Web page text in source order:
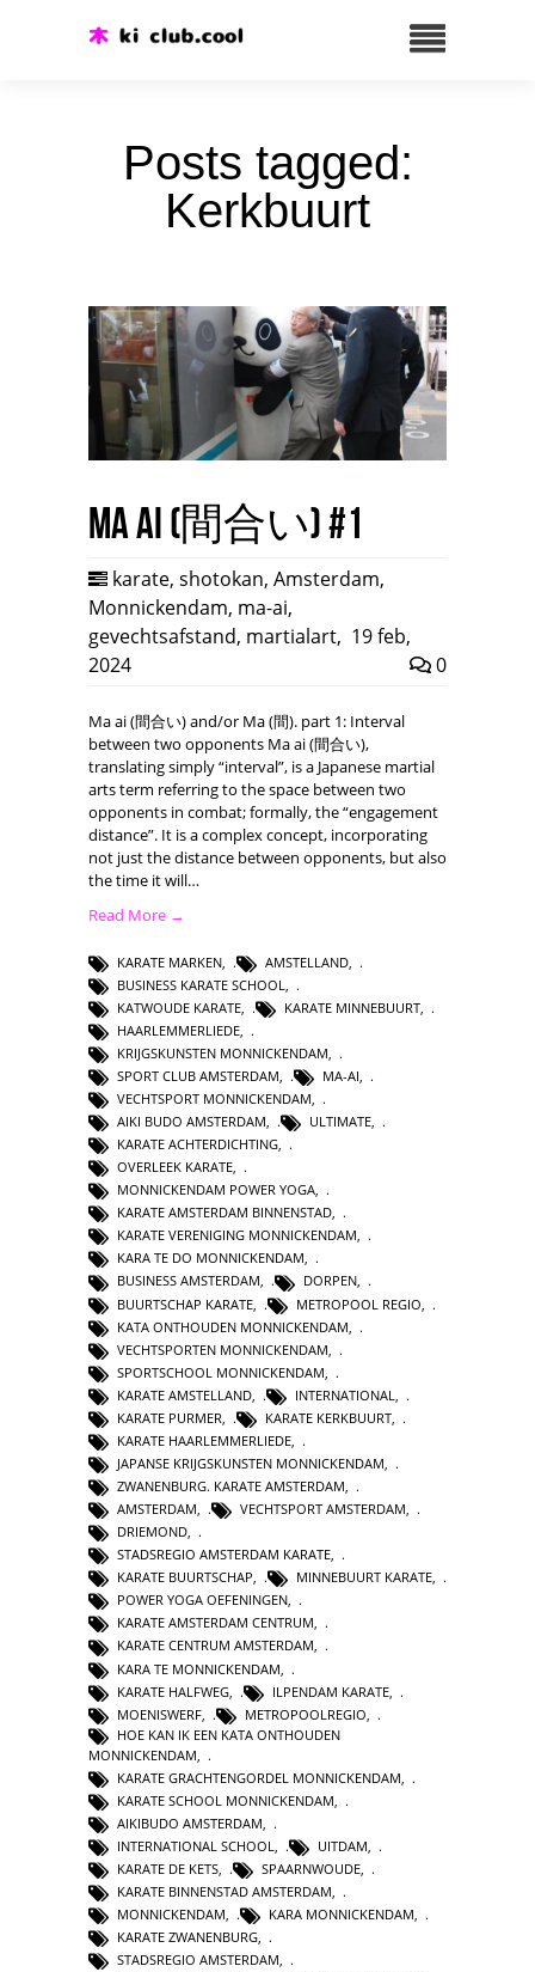
Posts tagged:
Kerkbuurt
Ma ai (間合い) #1
karate, shotokan, Amsterdam,
Monnickendam, ma-ai,
gevechtsafstand, martialart, 19 feb,
2024
0
Ma ai (間合い) and/or Ma (間). part 1: Interval
between two opponents Ma ai (間合い),
translating simply “interval”, is a Japanese martial
arts term referring to the space between two
opponents in combat; formally, the “engagement
distance”. It is a complex concept, incorporating
not just the distance between opponents, but also
the time it will…
Read More →
KARATE MARKEN AMSTELLAND
BUSINESS KARATE SCHOOL
KATWOUDE KARATE
KARATE MINNEBUURT
HAARLEMMERLIEDE
KRIJGSKUNSTEN MONNICKENDAM
SPORT CLUB AMSTERDAM
MA-AI
VECHTSPORT MONNICKENDAM
AIKI BUDO AMSTERDAM, ULTIMATE,
KARATE ACHTERDICHTING,
OVERLEEK KARATE,
MONNICKENDAM POWER YOGA,
KARATE AMSTERDAM BINNENSTAD,
KARATE VERENIGING MONNICKENDAM,
KARA TE DO MONNICKENDAM,
BUSINESS AMSTERDAM, DORPEN,
BUURTSCHAP KARATE
METROPOOL REGIO
KATA ONTHOUDEN MONNICKENDAM
VECHTSPORTEN MONNICKENDAM
SPORTSCHOOL MONNICKENDAM
KARATE AMSTELLAND
INTERNATIONAL
KARATE PURMER
KARATE KERKBUURT
KARATE HAARLEMMERLIEDE
JAPANSE KRIJGSKUNSTEN MONNICKENDAM
ZWANENBURG. KARATE AMSTERDAM,
AMSTERDAM, VECHTSPORT AMSTERDAM,
DRIEMOND,
STADSREGIO AMSTERDAM KARATE,
KARATE BUURTSCHAP, MINNEBUURT KARATE,
POWER YOGA OEFENINGEN,
KARATE AMSTERDAM CENTRUM,
KARATE CENTRUM AMSTERDAM,
KARA TE MONNICKENDAM
KARATE HALFWEG
ILPENDAM KARATE
MOENISWERF
METROPOOLREGIO
HOE KAN IK EEN KATA ONTHOUDEN
MONNICKENDAM
KARATE GRACHTENGORDEL MONNICKENDAM
KARATE SCHOOL MONNICKENDAM
AIKIBUDO AMSTERDAM
INTERNATIONAL SCHOOL
UITDAM
KARATE DE KETS, SPAARNWOUDE,
KARATE BINNENSTAD AMSTERDAM,
MONNICKENDAM, KARA MONNICKENDAM,
KARATE ZWANENBURG,
STADSREGIO AMSTERDAM,